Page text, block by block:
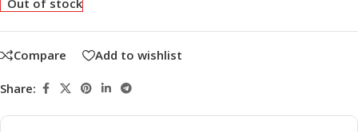
Compare Add to wishlist
Share: